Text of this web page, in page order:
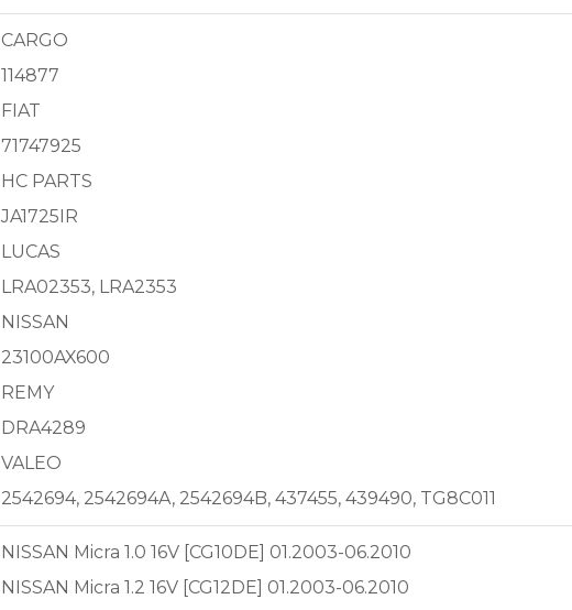
CARGO
114877
FIAT
71747925
HC PARTS
JA1725IR
LUCAS
LRA02353, LRA2353
NISSAN
23100AX600
REMY
DRA4289
VALEO
2542694, 2542694A, 2542694B, 437455, 439490, TG8C011
NISSAN Micra 1.0 16V [CG10DE] 01.2003-06.2010
NISSAN Micra 1.2 16V [CG12DE] 01.2003-06.2010